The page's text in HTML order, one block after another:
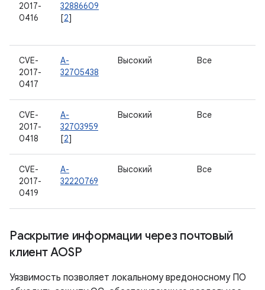
2017-
0416
32886609
[2]
CVE-
2017-
0417
A-
32705438
Высокий Все
CVE-
2017-
0418
A-
32703959
[2]
Высокий Все
CVE-
2017-
0419
A-
32220769
Высокий Все
Раскрытие информации через почтовый
клиент AOSP
Уязвимость позволяет локальному вредоносному ПО